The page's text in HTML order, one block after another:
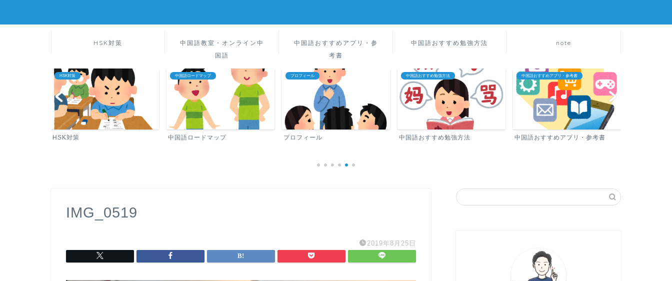
HSK対策
中国語教室・オンライン中
国語
中国語おすすめアプリ・参
考書
中国語おすすめ勉強方法 note
HSK対策
HSK対策
中国語ロードマップ
中国語ロードマップ
プロフィール
プロフィール
中国語おすすめ勉強方法
中国語おすすめ勉強方法
中国語おすすめアプリ・参考書
中国語おすすめアプリ・参考書
IMG_0519
2019年8月25日